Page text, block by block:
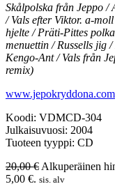
Skålpolska från Jeppo /
/ Vals efter Viktor. a-
hjelte / Präti-Pittes
menuettin / Russells jig
Kengo-Ant / Vals från
remix)
www.jepokryddona.com
Koodi: VDMCD-304
Julkaisuvuosi: 2004
Tuoteen tyyppi: CD
20,00€ Alkuperäinen
5,00 €. sis. alv